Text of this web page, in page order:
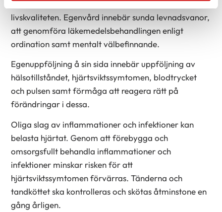
förebygger förvärrad hjärtsvikt och förbättrar
livskvaliteten. Egenvård innebär sunda levnadsvanor,
att genomföra läkemedelsbehandlingen enligt
ordination samt mentalt välbefinnande.
Egenuppföljning å sin sida innebär uppföljning av
hälsotillståndet, hjärtsviktssymtomen, blodtrycket
och pulsen samt förmåga att reagera rätt på
förändringar i dessa.
Oliga slag av inflammationer och infektioner kan
belasta hjärtat. Genom att förebygga och
omsorgsfullt behandla inflammationer och
infektioner minskar risken för att
hjärtsviktssymtomen förvärras. Tänderna och
tandköttet ska kontrolleras och skötas åtminstone en
gång årligen.